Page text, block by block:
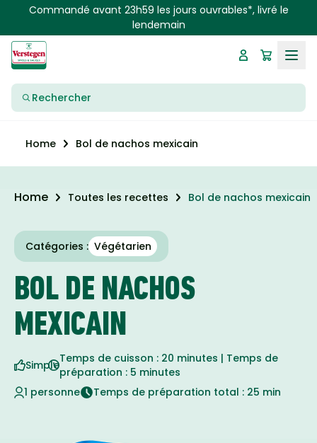
Skip to main content
Commandé avant 23h59 les jours ouvrables*, livré le
lendemain
Rechercher
Home Bol de nachos mexicain
Home Toutes les recettes Bol de nachos mexicain
Catégories : Végétarien
BOL DE NACHOS
MEXICAIN
SimpleTemps de cuisson : 20 minutes | Temps de
préparation : 5 minutes
1 personne
Temps de préparation total : 25 min